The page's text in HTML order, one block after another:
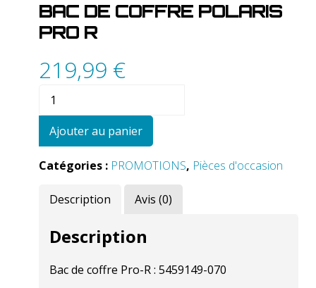
BAC DE COFFRE POLARIS
PRO R
219,99 €
de
Polaris
Ajouter au panier
Catégories : PROMOTIONS, Pièces d'occasion
Description Avis (0)
Description
Bac de coffre Pro-R : 5459149-070